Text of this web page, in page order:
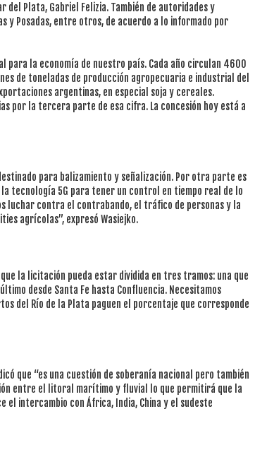
del Plata, Gabriel Felizia. También de autoridades y
y Posadas, entre otros, de acuerdo a lo informado por
para la economía de nuestro país. Cada año circulan 4600
de toneladas de producción agropecuaria e industrial del
argentinas, en especial soja y cereales.
por la tercera parte de esa cifra. La concesión hoy está a
para balizamiento y señalización. Por otra parte es
tecnología 5G para tener un control en tiempo real de lo
luchar contra el contrabando, el tráfico de personas y la
agrícolas”, expresó Wasiejko.
la licitación pueda estar dividida en tres tramos: una que
desde Santa Fe hasta Confluencia. Necesitamos
del Río de la Plata paguen el porcentaje que corresponde
que “es una cuestión de soberanía nacional pero también
entre el litoral marítimo y fluvial lo que permitirá que la
intercambio con África, India, China y el sudeste